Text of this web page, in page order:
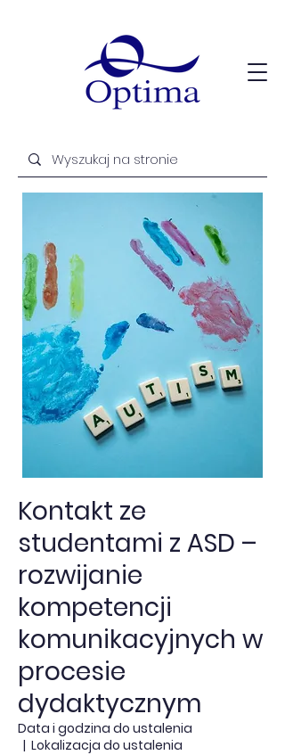
Kontakt ze
studentami z ASD –
rozwijanie
kompetencji
komunikacyjnych w
procesie
dydaktycznym
Data i godzina do ustalenia
  |
Lokalizacja do ustalenia